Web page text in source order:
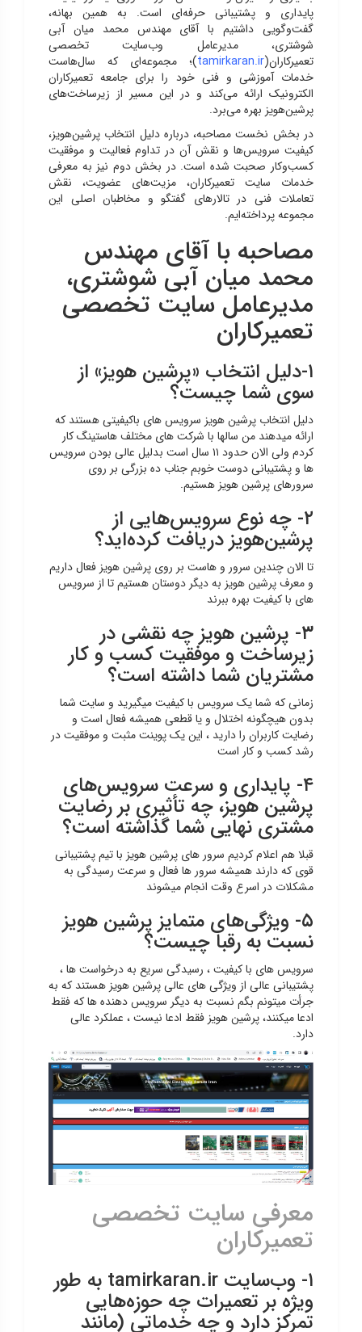
پایداری و پشتیبانی حرفه‌ای است. به همین بهانه،
گفت‌وگویی داشتیم با آقای مهندس محمد میان آبی
شوشتری، مدیرعامل وب‌سایت تخصصی
تعمیرکاران(tamirkaran.ir)؛ مجموعه‌ای که سال‌هاست
خدمات آموزشی و فنی خود را برای جامعه تعمیرکاران
الکترونیک ارائه می‌کند و در این مسیر از زیرساخت‌های
پرشین‌هویز بهره می‌برد.
در بخش نخست مصاحبه، درباره دلیل انتخاب پرشین‌هویز،
کیفیت سرویس‌ها و نقش آن در تداوم فعالیت و موفقیت
کسب‌وکار صحبت شده است. در بخش دوم نیز به معرفی
خدمات سایت تعمیرکاران، مزیت‌های عضویت، نقش
تعاملات فنی در تالارهای گفتگو و مخاطبان اصلی این
مجموعه پرداخته‌ایم.
مصاحبه با آقای مهندس
محمد میان آبی شوشتری،
مدیرعامل سایت تخصصی
تعمیرکاران
۱-دلیل انتخاب «پرشین هویز» از
سوی شما چیست؟
دلیل انتخاب پرشین هویز سرویس های باکیفیتی هستند که
ارائه میدهند من سالها با شرکت های مختلف هاستینگ کار
کردم ولی الان حدود ۱۱ سال است بدلیل عالی بودن سرویس
ها و پشتیبانی دوست خوبم جناب ده بزرگی بر روی
سرورهای پرشین هویز هستیم.
۲- چه نوع سرویس‌هایی از
پرشین‌هویز دریافت کرده‌اید؟
تا الان چندین سرور و هاست بر روی پرشین هویز فعال داریم
و معرف پرشین هویز به دیگر دوستان هستیم تا از سرویس
های با کیفیت بهره ببرند
۳- پرشین هویز چه نقشی در
زیرساخت و موفقیت کسب‌ و کار
مشتریان شما داشته است؟
زمانی که شما یک سرویس با کیفیت میگیرید و سایت شما
بدون هیچگونه اختلال و یا قطعی همیشه فعال است و
رضایت کاربران را دارید ، این یک پوینت مثبت و موفقیت در
رشد کسب و کار است
۴- پایداری و سرعت سرویس‌های
پرشین هویز، چه تأثیری بر رضایت
مشتری نهایی شما گذاشته است؟
قبلا هم اعلام کردیم سرور های پرشین هویز با تیم پشتیبانی
قوی که دارند همیشه سرور ها فعال و سرعت رسیدگی به
مشکلات در اسرع وقت انجام میشوند
۵- ویژگی‌های متمایز پرشین هویز
نسبت به رقبا چیست؟
سرویس های با کیفیت ، رسیدگی سریع به درخواست ها ،
پشتیبانی عالی از ویژگی های عالی پرشین هویز هستند که به
جرأت میتونم بگم نسبت به دیگر سرویس دهنده ها که فقط
ادعا میکنند، پرشین هویز فقط ادعا نیست ، عملکرد عالی
دارد.
معرفی سایت تخصصی
تعمیرکاران
۱- وب‌سایت tamirkaran.ir به طور
ویژه بر تعمیرات چه حوزه‌هایی
تمرکز دارد و چه خدماتی (مانند